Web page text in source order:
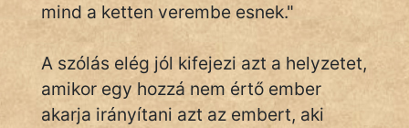
IRODALOM
SZÓLÁS
És
KÖZMONDÁS
mind a ketten verembe esnek."
A szólás elég jól kifejezi azt a helyzetet,
amikor egy hozzá nem értő ember
akarja irányítani azt az embert, aki